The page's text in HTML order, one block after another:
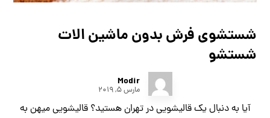
شستشوی فرش بدون ماشین الات
شستشو
Modir
مارس ۵, ۲۰۱۹
آیا به دنبال یک قالیشویی در تهران هستید؟ قالیشویی میهن به